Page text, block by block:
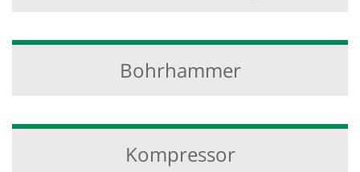
Bohrhammer
Kompressor